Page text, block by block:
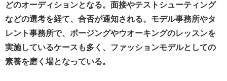
どのオーディションとなる。 面接やテストシューティング
などの選考を経て、合否が通知される。 モデル事務所やタ
レント事務所で、ポージングやウオーキングのレッスンを
実施しているケースも多く、ファッションモデルとしての
素養を磨く場となっている。